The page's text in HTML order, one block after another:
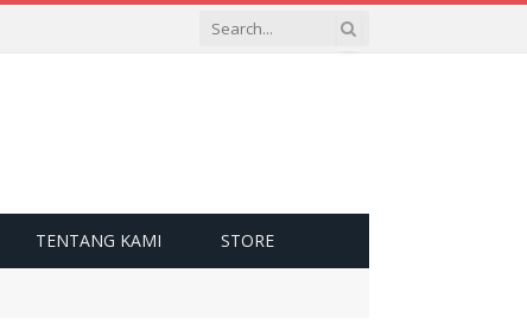
TENTANG KAMI STORE